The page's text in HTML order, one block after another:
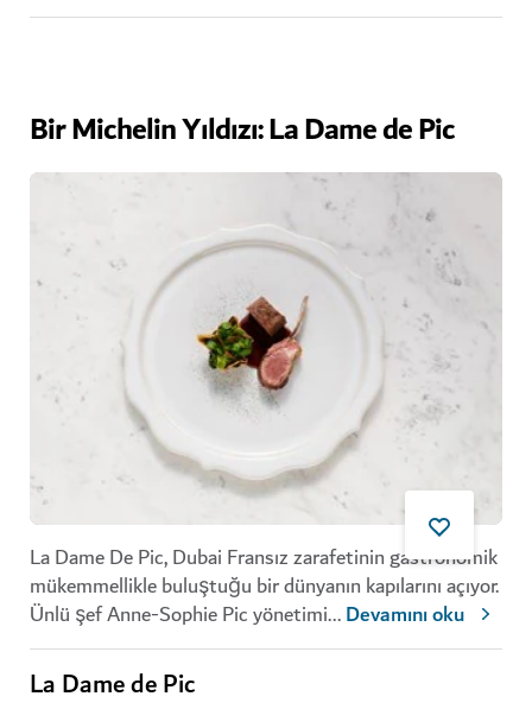
Bir Michelin Yıldızı: La Dame de Pic
La Dame De Pic, Dubai Fransız zarafetinin gastronomik
mükemmellikle buluştuğu bir dünyanın kapılarını açıyor.
Ünlü şef Anne-Sophie Pic yönetimi...Devamını oku
La Dame de Pic